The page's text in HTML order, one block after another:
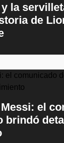
la
de
el
brindó